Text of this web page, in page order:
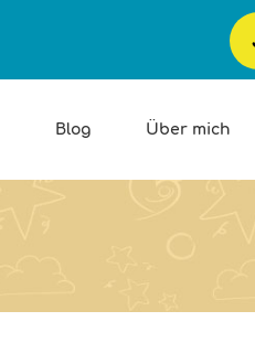
Blog Über mich